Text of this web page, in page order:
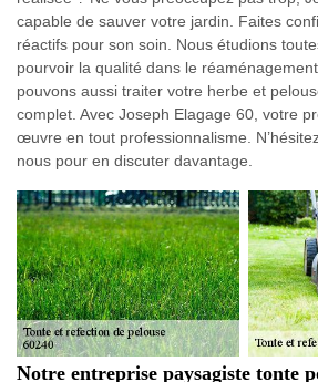
capable de sauver votre jardin. Faites
réactifs pour son soin. Nous étudions
pourvoir la qualité dans le
pouvons aussi traiter votre herbe et
complet. Avec Joseph Elagage 60, votre
œuvre en tout professionnalisme.
nous pour en discuter davantage.
Notre entreprise paysagiste tonte